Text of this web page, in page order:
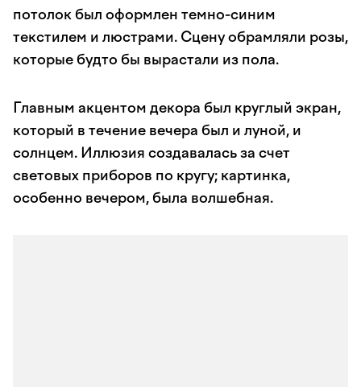
потолок был оформлен темно-синим
текстилем и люстрами. Сцену обрамляли розы,
которые будто бы вырастали из пола.
Главным акцентом декора был круглый экран,
который в течение вечера был и луной, и
солнцем. Иллюзия создавалась за счет
световых приборов по кругу; картинка,
особенно вечером, была волшебная.